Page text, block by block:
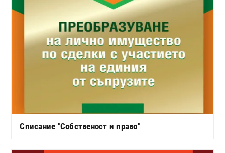
Списание "Собственост и право"